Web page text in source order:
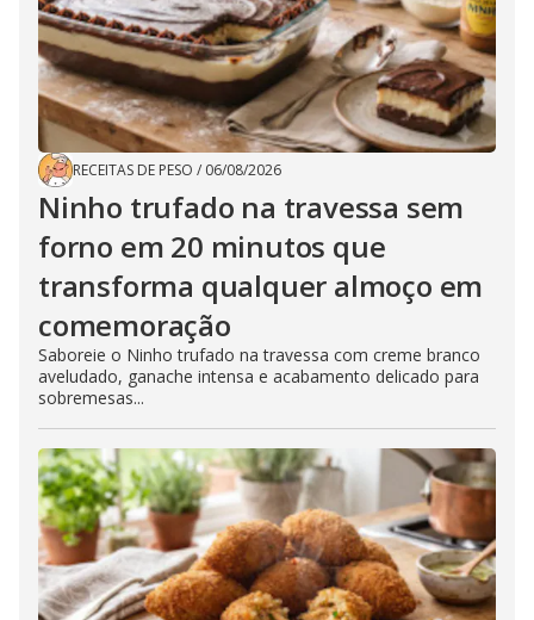
RECEITAS DE PESO / 06/08/2026
Ninho trufado na travessa sem
forno em 20 minutos que
transforma qualquer almoço em
comemoração
Saboreie o Ninho trufado na travessa com creme branco
aveludado, ganache intensa e acabamento delicado para
sobremesas...